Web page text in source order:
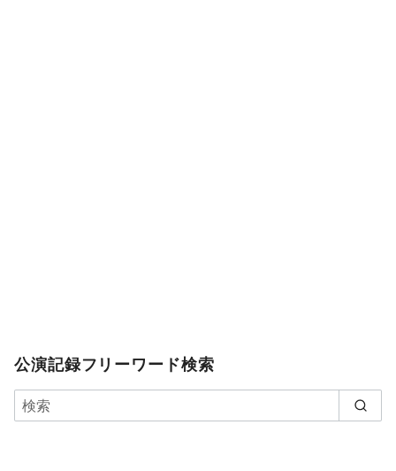
公演記録フリーワード検索